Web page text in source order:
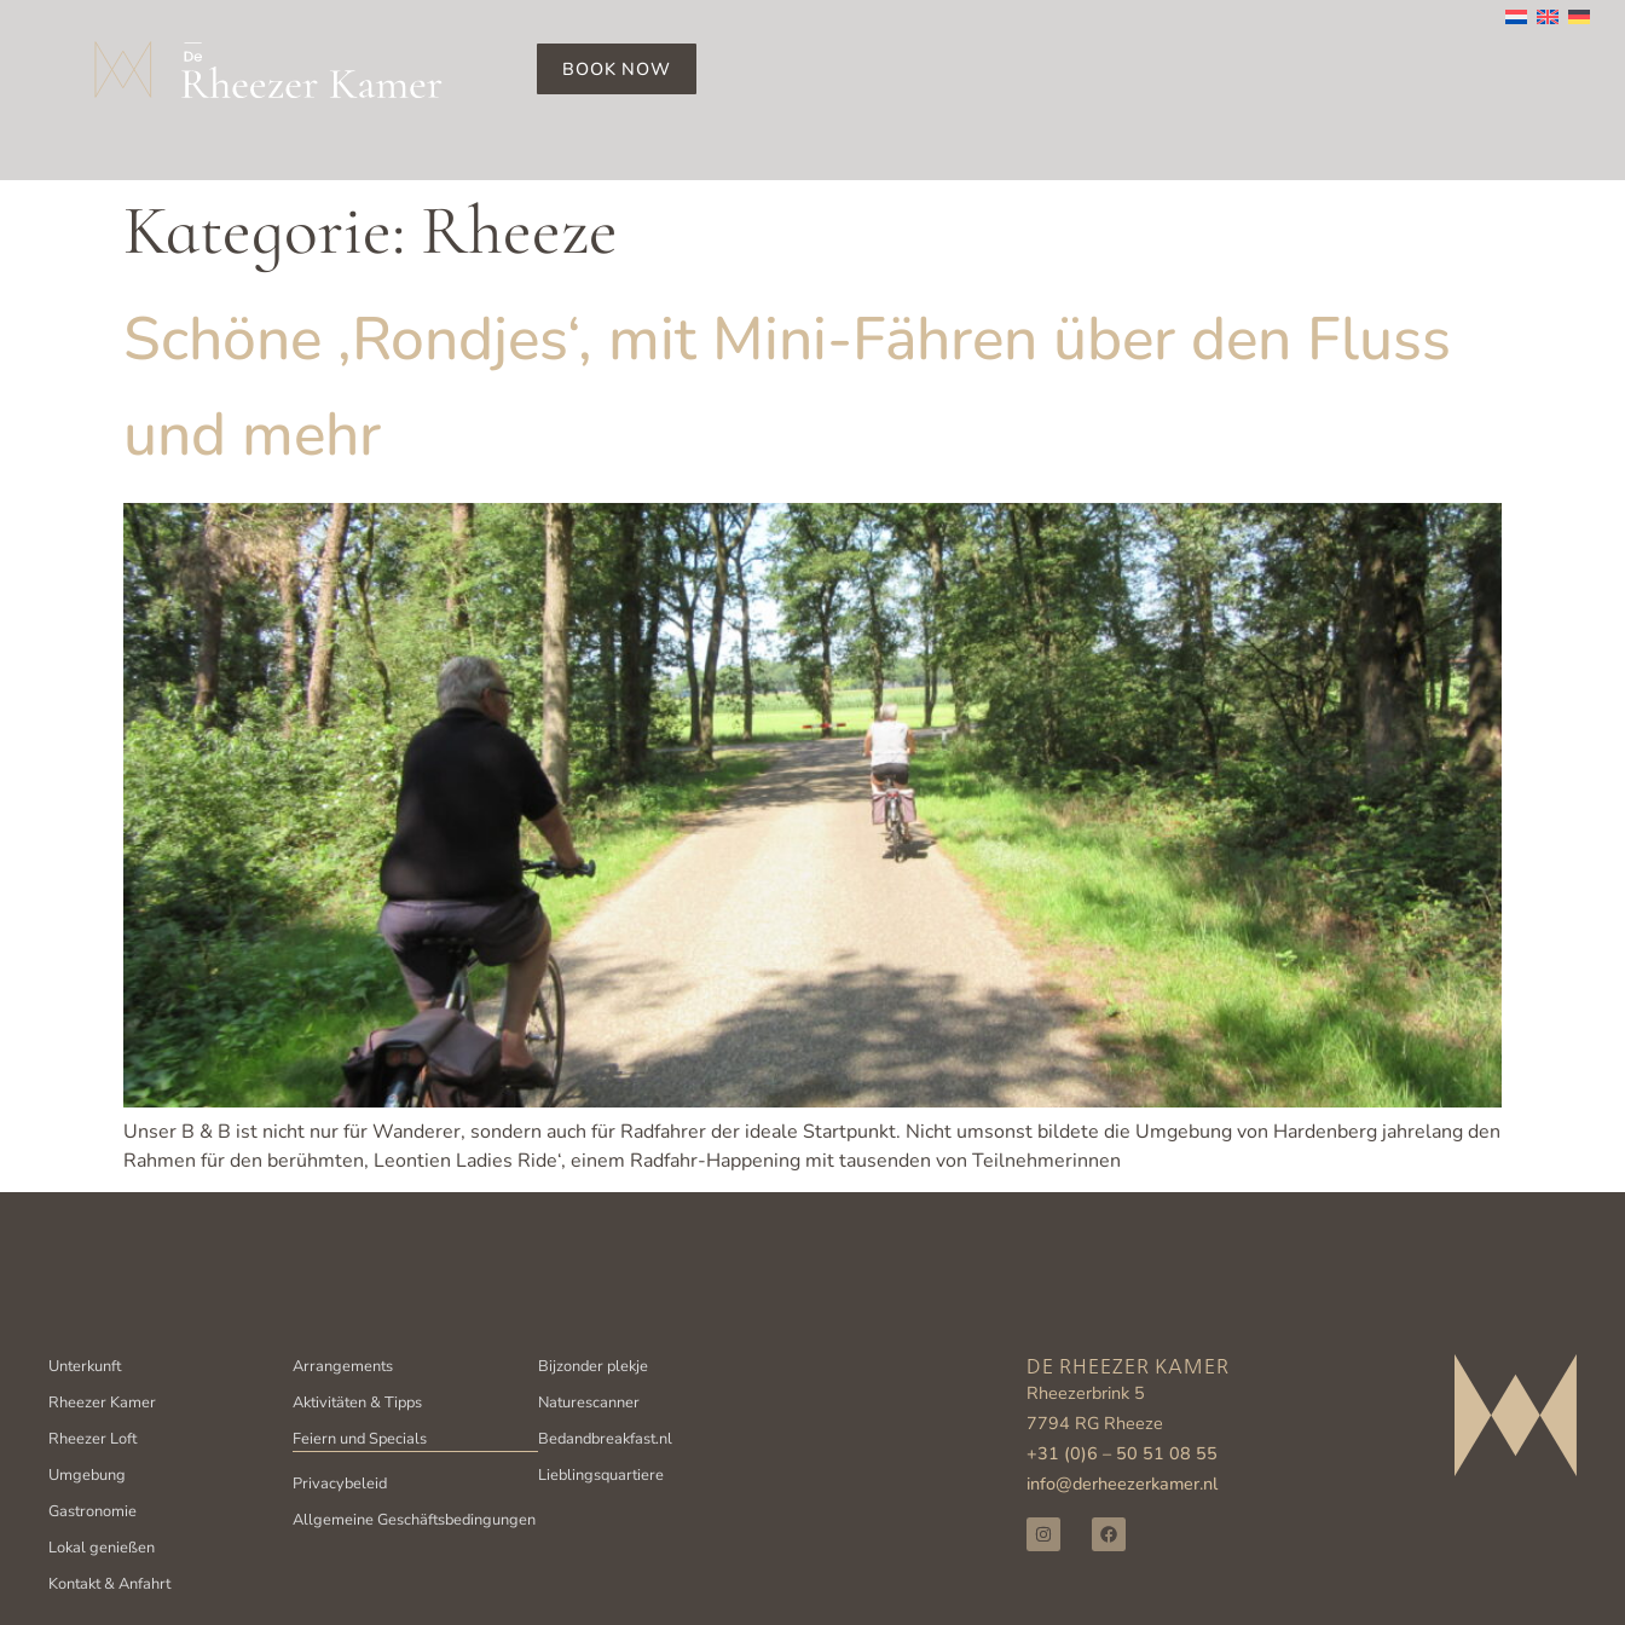
BOOK NOW
Kategorie: Rheeze
Schöne ‚Rondjes‘, mit Mini-Fähren über den Fluss
und mehr
Unser B & B ist nicht nur für Wanderer, sondern auch für Radfahrer der ideale Startpunkt. Nicht umsonst bildete die Umgebung von Hardenberg jahrelang den
Rahmen für den berühmten‚ Leontien Ladies Ride‘, einem Radfahr-Happening mit tausenden von Teilnehmerinnen
Unterkunft
Rheezer Kamer
Rheezer Loft
Umgebung
Gastronomie
Lokal genießen
Kontakt & Anfahrt
Arrangements
Aktivitäten & Tipps
Feiern und Specials
Privacybeleid
Allgemeine Geschäftsbedingungen
Bijzonder plekje
Naturescanner
Bedandbreakfast.nl
Lieblingsquartiere
DE RHEEZER KAMER
Rheezerbrink 5
7794 RG Rheeze
+31 (0)6 – 50 51 08 55
info@derheezerkamer.nl